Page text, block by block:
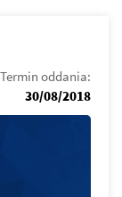
Termin oddania:
30/08/2018